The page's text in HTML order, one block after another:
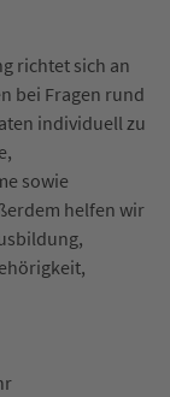
richtet sich an
bei Fragen rund
individuell zu
sowie
helfen wir